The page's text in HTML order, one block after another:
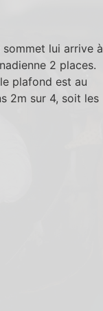
lui arrive à
2 places.
plafond est au
2m sur 4, soit les